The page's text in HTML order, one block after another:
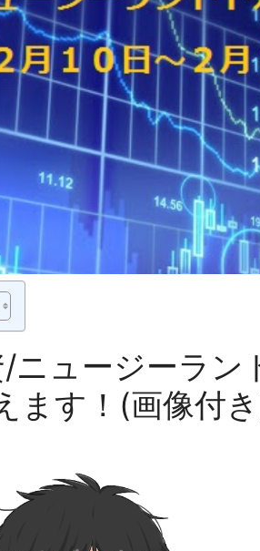
ニュージーラン
ます！(画像付